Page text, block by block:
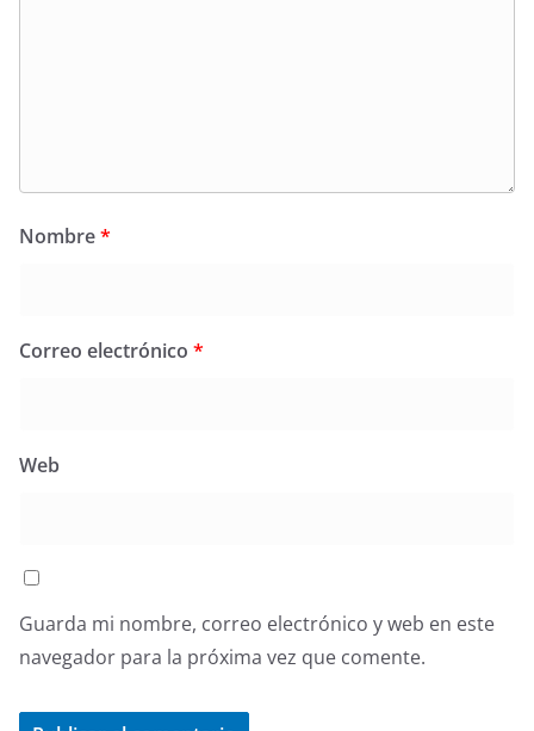
Nombre*
Correo electrónico *
Web
Guarda mi nombre, correo electrónico y web en este
navegador para la próxima vez que comente.